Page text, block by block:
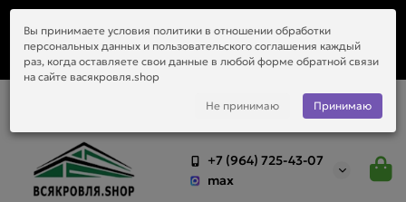
приобретённый у нас материал.
+7 (964) 725-43-07
max
Вы принимаете условия политики в отношении обработки
персональных данных и пользовательского соглашения каждый
раз, когда оставляете свои данные в любой форме обратной связи
на сайте васякровля.shop
Не принимаю Принимаю